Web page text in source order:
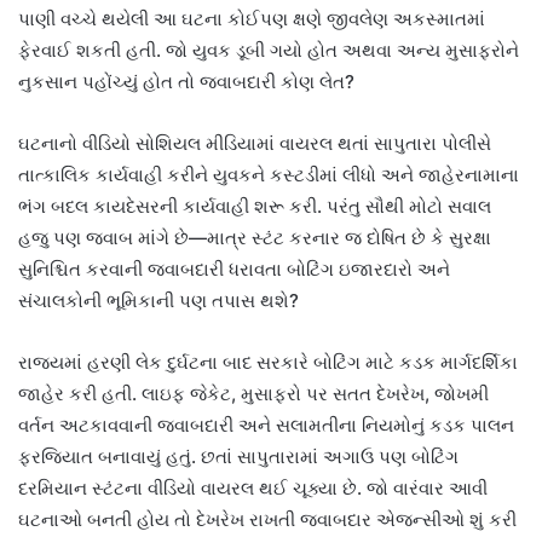
પાણી વચ્ચે થયેલી આ ઘટના કોઈપણ ક્ષણે જીવલેણ અકસ્માતમાં
ફેરવાઈ શકતી હતી. જો યુવક ડૂબી ગયો હોત અથવા અન્ય મુસાફરોને
નુકસાન પહોંચ્યું હોત તો જવાબદારી કોણ લેત?
ઘટનાનો વીડિયો સોશિયલ મીડિયામાં વાયરલ થતાં સાપુતારા પોલીસે
તાત્કાલિક કાર્યવાહી કરીને યુવકને કસ્ટડીમાં લીધો અને જાહેરનામાના
ભંગ બદલ કાયદેસરની કાર્યવાહી શરૂ કરી. પરંતુ સૌથી મોટો સવાલ
હજુ પણ જવાબ માંગે છે—માત્ર સ્ટંટ કરનાર જ દોષિત છે કે સુરક્ષા
સુનિશ્ચિત કરવાની જવાબદારી ધરાવતા બોટિંગ ઇજારદારો અને
સંચાલકોની ભૂમિકાની પણ તપાસ થશે?
રાજ્યમાં હરણી લેક દુર્ઘટના બાદ સરકારે બોટિંગ માટે કડક માર્ગદર્શિકા
જાહેર કરી હતી. લાઇફ જેકેટ, મુસાફરો પર સતત દેખરેખ, જોખમી
વર્તન અટકાવવાની જવાબદારી અને સલામતીના નિયમોનું કડક પાલન
ફરજિયાત બનાવાયું હતું. છતાં સાપુતારામાં અગાઉ પણ બોટિંગ
દરમિયાન સ્ટંટના વીડિયો વાયરલ થઈ ચૂક્યા છે. જો વારંવાર આવી
ઘટનાઓ બનતી હોય તો દેખરેખ રાખતી જવાબદાર એજન્સીઓ શું કરી